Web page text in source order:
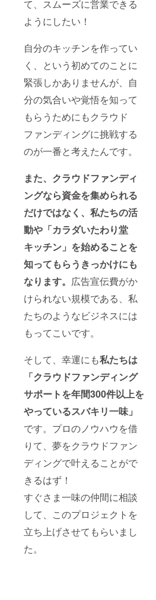
て、スムーズに営業できる
ようにしたい！
自分のキッチンを作ってい
く、という初めてのことに
緊張しかありませんが、自
分の気合いや覚悟を知って
もらうためにもクラウド
ファンディングに挑戦する
のが一番と考えたんです。
また、クラウドファンディ
ングなら資金を集められる
だけではなく、私たちの活
動や「カラダいたわり堂
キッチン」を始めることを
知ってもらうきっかけにも
なります。 広告宣伝費がか
けられない規模である、私
たちのようなビジネスには
もってこいです。
そして、幸運にも私たちは
「クラウドファンディング
サポートを年間300件以上を
やっているスバキリ一味」
です。プロのノウハウを借
りて、夢をクラウドファン
ディングで叶えることがで
きるはず！
すぐさま一味の仲間に相談
して、このプロジェクトを
立ち上げさせてもらいまし
た。